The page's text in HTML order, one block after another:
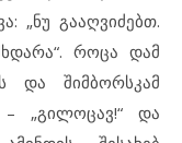
„ნუ გააღვიძებთ.
როცა დამ
და შიმბორსკამ
„გილოცავ!“ და